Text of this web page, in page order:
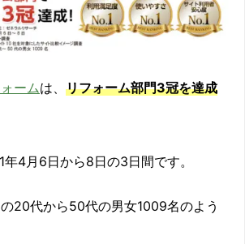
ームは、 リフォーム部門3冠を達成
4月6日から8日の3日間です。
20代から50代の男女1009名のよう